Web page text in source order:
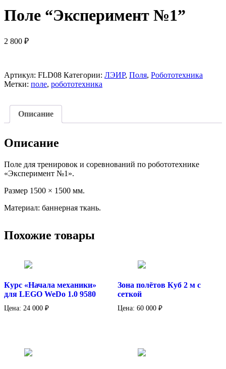
Поле “Эксперимент №1”
2 800 ₽
Артикул: FLD08 Категории: ЛЭИР, Поля, Робототехника
Метки: поле, робототехника
Описание
Описание
Поле для тренировок и соревнований по робототехнике
«Эксперимент №1».
Размер 1500 × 1500 мм.
Материал: баннерная ткань.
Похожие товары
Курс «Начала механики»
для LEGO WeDo 1.0 9580
Цена: 24 000 ₽
Зона полётов Куб 2 м с
сеткой
Цена: 60 000 ₽